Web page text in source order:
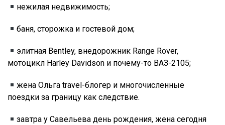
нежилая недвижимость;
баня, сторожка и гостевой дом;
элитная Bentley, внедорожник Range Rover,
мотоцикл Harley Davidson и почему-то ВАЗ-2105;
жена Ольга travel-блогер и многочисленные
поездки за границу как следствие.
завтра у Савельева день рождения, жена сегодня